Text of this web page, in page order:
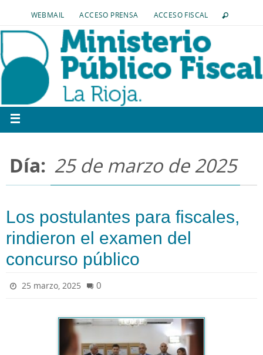
WEBMAIL ACCESO PRENSA ACCESO FISCAL
Día: 25 de marzo de 2025
Los postulantes para fiscales,
rindieron el examen del
concurso público
25 marzo, 2025 0